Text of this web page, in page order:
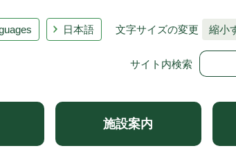
日本語 文字サイズの変更 縮小
サイト内検索
施設案内